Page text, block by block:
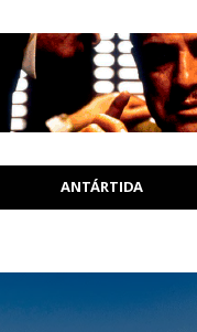
ANTÁRTIDA